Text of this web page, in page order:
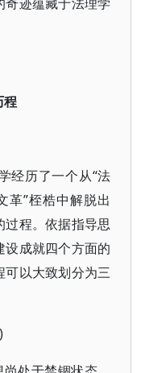
程
经历了一个从“法
革”桎梏中解脱出
程。依据指导思
成就四个方面的
以大致划分为三